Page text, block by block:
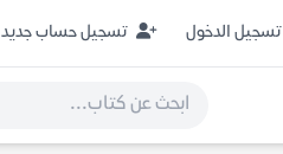
تسجيل الدخول تسجيل حساب جديد